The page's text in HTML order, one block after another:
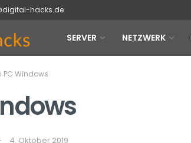
hacks.de
SERVER NETZWERK
PC Windows
4. Oktober 2019